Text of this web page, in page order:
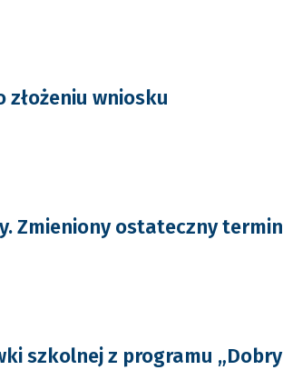
złożeniu wniosku
Zmieniony ostateczny termin
szkolnej z programu „Dobry